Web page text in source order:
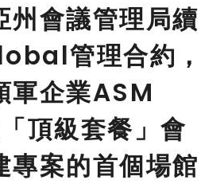
州會議管理局續
管理合約，
軍企業ASM
頂級套餐」會
專案的首個場館